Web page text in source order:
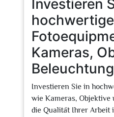
Investieren
Kameras,
Investieren Sie in
wie Kameras, Objektive
die Qualität Ihrer Arbeit